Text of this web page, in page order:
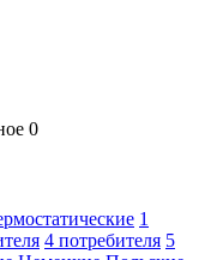
0
1
4 потребителя 5